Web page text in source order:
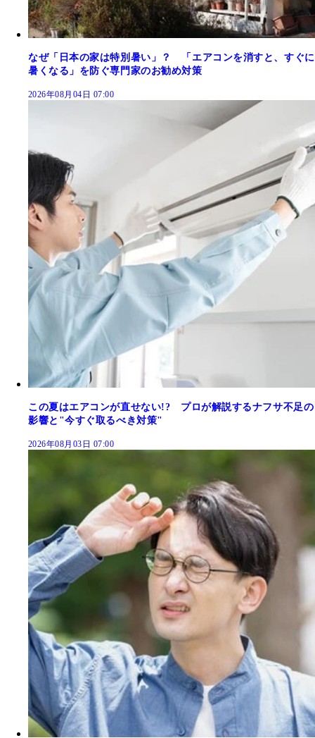
なぜ「日本の家は特別暑い」？ 「エアコンを消すと、すぐに
暑くなる」を防ぐ専門家のお勧め対策
2026年08月04日 07:00
この夏はエアコンが直せない!? プロが解説するナフサ不足の
影響と"今すぐ取るべき対策"
2026年08月03日 07:00